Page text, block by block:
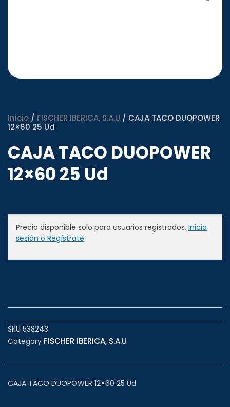
Inicio / FISCHER IBERICA, S.A.U / CAJA TACO DUOPOWER
12×60 25 Ud
CAJA TACO DUOPOWER
12×60 25 Ud
Precio disponible solo para usuarios registrados. Inicia
sesión o Regístrate
SKU 538243
Category FISCHER IBERICA, S.A.U
CAJA TACO DUOPOWER 12×60 25 Ud